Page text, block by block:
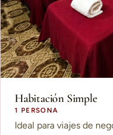
Habitación Simple
1 PERSONA
Ideal para viajes de